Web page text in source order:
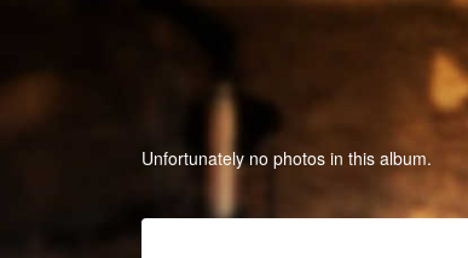
Unfortunately no photos in this album.